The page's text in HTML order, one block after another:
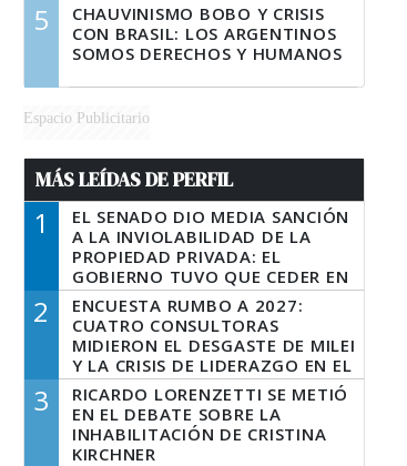
5
CHAUVINISMO BOBO Y CRISIS
CON BRASIL: LOS ARGENTINOS
SOMOS DERECHOS Y HUMANOS
Espacio Publicitario
MÁS LEÍDAS DE PERFIL
1
EL SENADO DIO MEDIA SANCIÓN
A LA INVIOLABILIDAD DE LA
PROPIEDAD PRIVADA: EL
GOBIERNO TUVO QUE CEDER EN
LA LEY DEL MANEJO DEL FUEGO
2
ENCUESTA RUMBO A 2027:
CUATRO CONSULTORAS
MIDIERON EL DESGASTE DE MILEI
Y LA CRISIS DE LIDERAZGO EN EL
PERONISMO
3
RICARDO LORENZETTI SE METIÓ
EN EL DEBATE SOBRE LA
INHABILITACIÓN DE CRISTINA
KIRCHNER